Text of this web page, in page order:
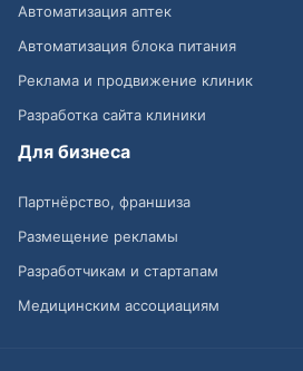
Автоматизация аптек
Автоматизация блока питания
Реклама и продвижение клиник
Разработка сайта клиники
Для бизнеса
Партнёрство, франшиза
Размещение рекламы
Разработчикам и стартапам
Медицинским ассоциациям